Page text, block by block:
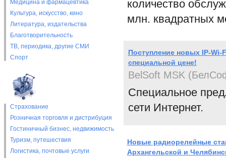
Медицина и фармацевтика
Культура, искусство, кино
Литература, издательства
Благотворительность
ТВ, периодика, другие СМИ
Спорт
Страхование
Розничная торговля и дистрибуция
Гостиничный бизнес, недвижимость
Туризм, путешествия
Логистика, почтовые услуги
количество
млн. квадратных
Поступление новых IP-
специальной цене!
BelSoft MSK
Специальное
сети Интернет.
Новые радиорелейные
Архангельской и